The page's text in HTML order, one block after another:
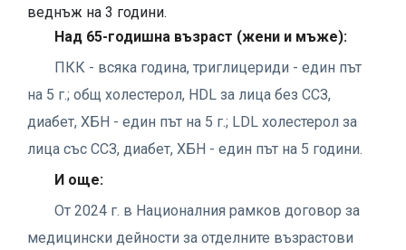
веднъж на 3 години.
Над 65-годишна възраст (жени и мъже):
ПКК - всяка година, триглицериди - един път
на 5 г.; общ холестерол, HDL за лица без ССЗ,
диабет, ХБН - един път на 5 г.; LDL холестерол за
лица със ССЗ, диабет, ХБН - един път на 5 години.
И още:
От 2024 г. в Националния рамков договор за
медицински дейности за отделните възрастови